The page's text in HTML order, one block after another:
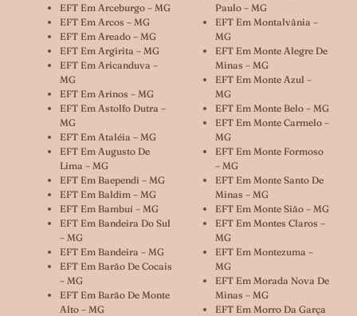
EFT Em Arceburgo – MG
EFT Em Arcos – MG
EFT Em Areado – MG
EFT Em Argirita – MG
EFT Em Aricanduva –
MG
EFT Em Arinos – MG
EFT Em Astolfo Dutra –
MG
EFT Em Ataléia – MG
EFT Em Augusto De
Lima – MG
EFT Em Baependi – MG
EFT Em Baldim – MG
EFT Em Bambuí – MG
EFT Em Bandeira Do Sul
– MG
EFT Em Bandeira – MG
EFT Em Barão De Cocais
– MG
EFT Em Barão De Monte
Alto – MG
Paulo – MG
EFT Em Montalvânia –
MG
EFT Em Monte Alegre De
Minas – MG
EFT Em Monte Azul –
MG
EFT Em Monte Belo – MG
EFT Em Monte Carmelo –
MG
EFT Em Monte Formoso
– MG
EFT Em Monte Santo De
Minas – MG
EFT Em Monte Sião – MG
EFT Em Montes Claros –
MG
EFT Em Montezuma –
MG
EFT Em Morada Nova De
Minas – MG
EFT Em Morro Da Garça